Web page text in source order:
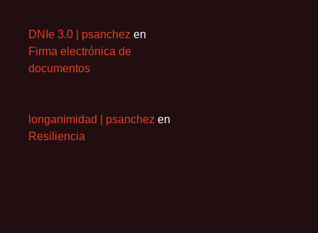
DNIe 3.0 | psanchez en
Firma electrónica de
documentos
longanimidad | psanchez en
Resiliencia